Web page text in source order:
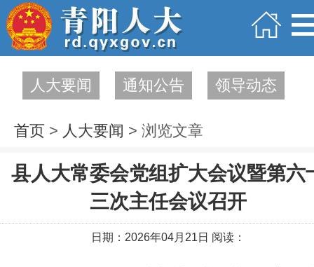
人大要闻 通知公告 领导动态
首页 > 人大要闻 > 浏览文章
县人大常委会党组扩大会议暨第六
三次主任会议召开
日期：2026年04月21日 阅读：